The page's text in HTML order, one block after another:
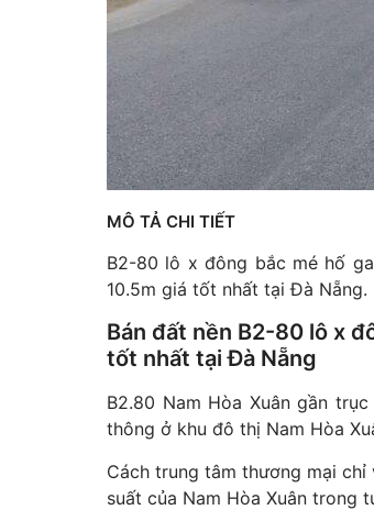
MÔ TẢ CHI TIẾT
B2-80 lô x đông bắc mé hố
10.5m giá tốt nhất tại Đà Nẵng.
Bán đất nền B2-80 lô x
tốt nhất tại Đà Nẵng
B2.80 Nam Hòa Xuân gần
thông ở khu đô thị Nam Hòa
Cách trung tâm thương mại chỉ
suất của Nam Hòa Xuân trong